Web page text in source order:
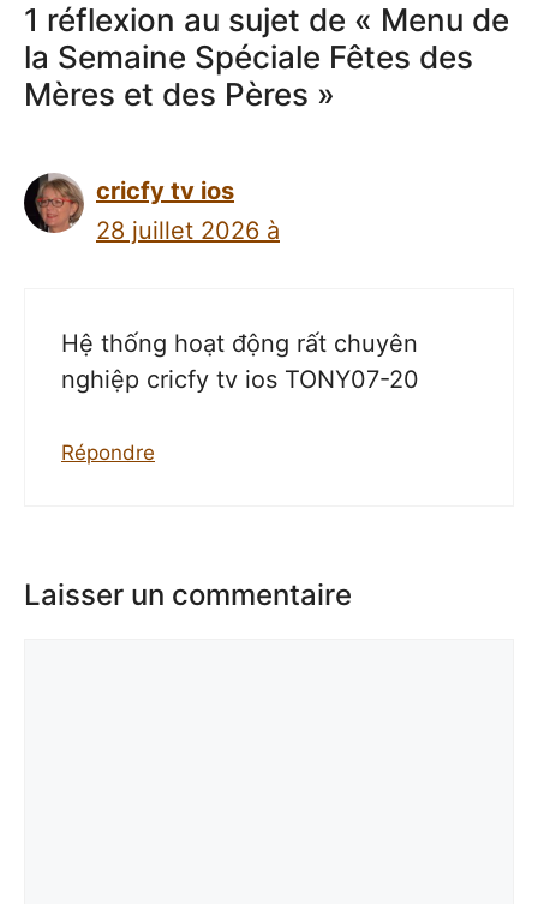
1 réflexion au sujet de « Menu de
la Semaine Spéciale Fêtes des
Mères et des Pères »
cricfy tv ios
28 juillet 2026 à
Hệ thống hoạt động rất chuyên
nghiệp cricfy tv ios TONY07-20
Répondre
Laisser un commentaire